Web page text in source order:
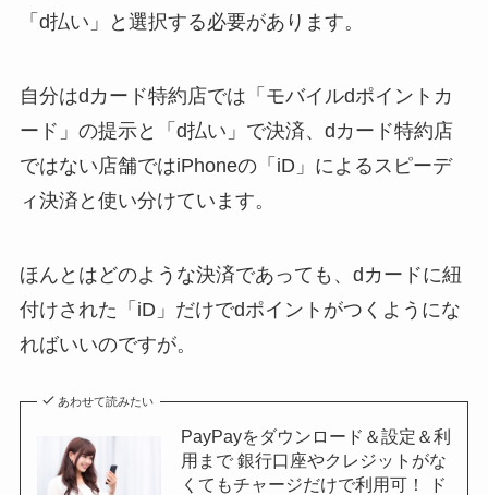
「d払い」と選択する必要があります。
自分はdカード特約店では「モバイルdポイントカ
ード」の提示と「d払い」で決済、dカード特約店
ではない店舗ではiPhoneの「iD」によるスピーデ
ィ決済と使い分けています。
ほんとはどのような決済であっても、dカードに紐
付けされた「iD」だけでdポイントがつくようにな
ればいいのですが。
あわせて読みたい
PayPayをダウンロード＆設定＆利
用まで 銀行口座やクレジットがな
くてもチャージだけで利用可！ ド